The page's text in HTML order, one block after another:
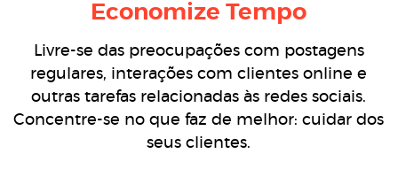
Economize Tempo
Livre-se das preocupações com postagens
regulares, interações com clientes online e
outras tarefas relacionadas às redes sociais.
Concentre-se no que faz de melhor: cuidar dos
seus clientes.